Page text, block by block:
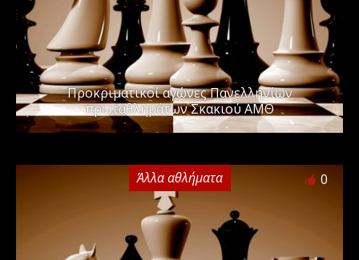
Προκριματικοί αγώνες Πανελληνίων
πρωταθλημάτων Σκακιού ΑΜΘ
Άλλα αθλήματα 0